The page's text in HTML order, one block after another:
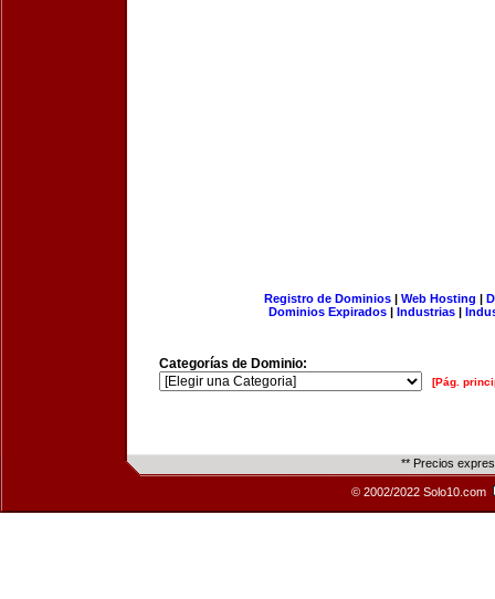
Registro de Dominios| Web Hosting |
Dominios Expirados | Industrias |
Categorías de Dominio:
[Pág.
** Precios
© 2002/2022 Solo10.com